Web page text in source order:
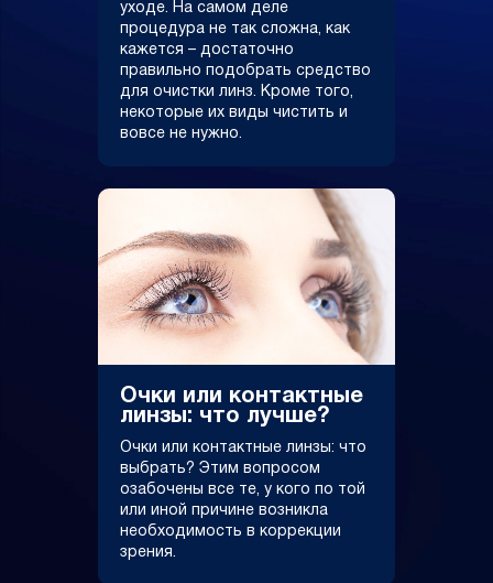
уходе. На самом деле
процедура не так сложна, как
кажется – достаточно
правильно подобрать средство
для очистки линз. Кроме того,
некоторые их виды чистить и
вовсе не нужно.
Очки или контактные
линзы: что лучше?
Очки или контактные линзы: что
выбрать? Этим вопросом
озабочены все те, у кого по той
или иной причине возникла
необходимость в коррекции
зрения.